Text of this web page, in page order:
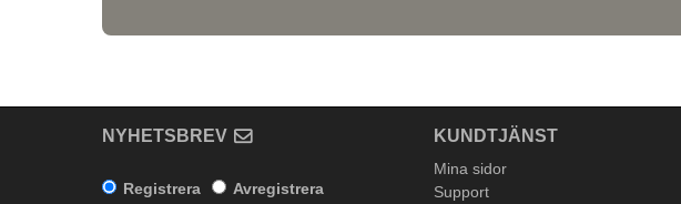
NYHETSBREV
Registrera Avregistrera
KUNDTJÄNST
Mina sidor
Support